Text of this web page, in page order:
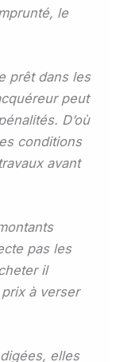
le
prêt dans les
peut
D’où
conditions
avant
pas les
il
à verser
elles